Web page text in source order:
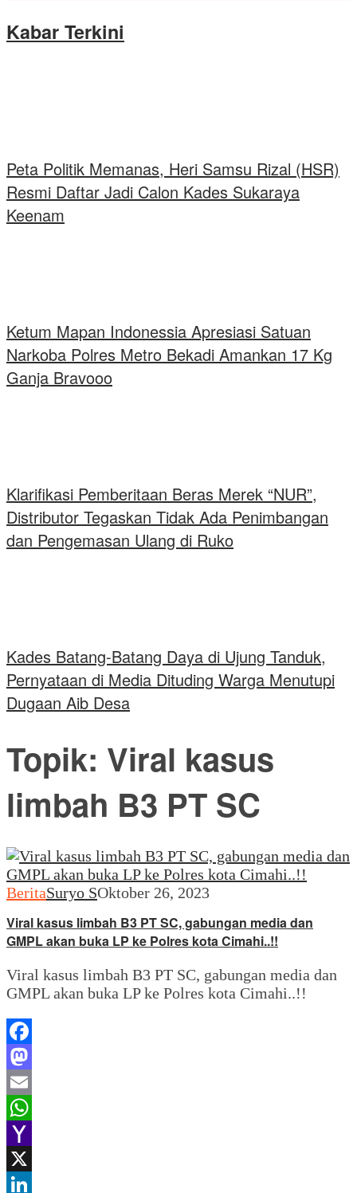
Kabar Terkini
Peta Politik Memanas, Heri Samsu Rizal (HSR)
Resmi Daftar Jadi Calon Kades Sukaraya
Keenam
Ketum Mapan Indonessia Apresiasi Satuan
Narkoba Polres Metro Bekadi Amankan 17 Kg
Ganja Bravooo
Klarifikasi Pemberitaan Beras Merek “NUR”,
Distributor Tegaskan Tidak Ada Penimbangan
dan Pengemasan Ulang di Ruko
Kades Batang-Batang Daya di Ujung Tanduk,
Pernyataan di Media Dituding Warga Menutupi
Dugaan Aib Desa
Topik: Viral kasus
limbah B3 PT SC
BeritaSuryo SOktober 26, 2023
Viral kasus limbah B3 PT SC, gabungan media dan
GMPL akan buka LP ke Polres kota Cimahi..!!
Viral kasus limbah B3 PT SC, gabungan media dan
GMPL akan buka LP ke Polres kota Cimahi..!!
Facebook
Mastodon
Email
WhatsApp
Yahoo
Mail
X